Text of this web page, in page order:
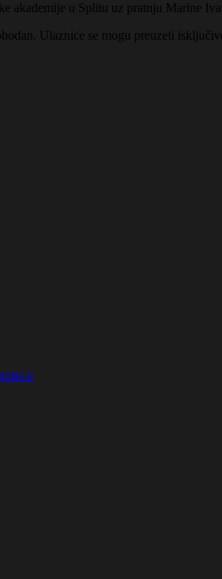
akademije u Splitu uz pratnju Marine
Ulaznice se mogu preuzeti
u